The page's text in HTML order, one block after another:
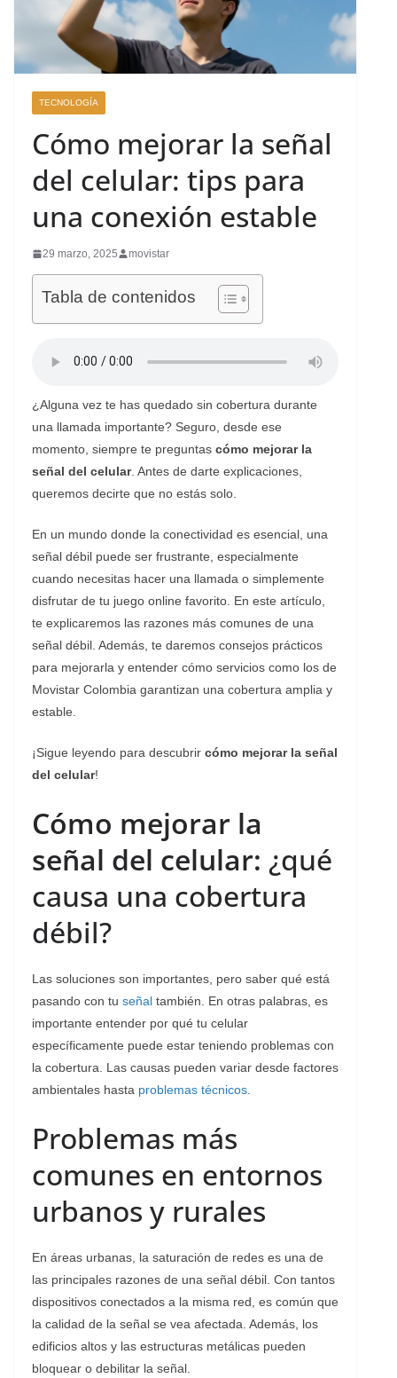
TECNOLOGÍA
Cómo mejorar la señal
del celular: tips para
una conexión estable
29 marzo, 2025 movistar
Tabla de contenidos
¿Alguna vez te has quedado sin cobertura durante
una llamada importante? Seguro, desde ese
momento, siempre te preguntas cómo mejorar la
señal del celular. Antes de darte explicaciones,
queremos decirte que no estás solo.
En un mundo donde la conectividad es esencial, una
señal débil puede ser frustrante, especialmente
cuando necesitas hacer una llamada o simplemente
disfrutar de tu juego online favorito. En este artículo,
te explicaremos las razones más comunes de una
señal débil. Además, te daremos consejos prácticos
para mejorarla y entender cómo servicios como los de
Movistar Colombia garantizan una cobertura amplia y
estable.
¡Sigue leyendo para descubrir cómo mejorar la señal
del celular!
Cómo mejorar la
señal del celular: ¿qué
causa una cobertura
débil?
Las soluciones son importantes, pero saber qué está
pasando con tu señal también. En otras palabras, es
importante entender por qué tu celular
específicamente puede estar teniendo problemas con
la cobertura. Las causas pueden variar desde factores
ambientales hasta problemas técnicos
Problemas más
comunes en entornos
urbanos y rurales
En áreas urbanas, la saturación de redes es una de
las principales razones de una señal débil. Con tantos
dispositivos conectados a la misma red, es común que
la calidad de la señal se vea afectada. Además, los
edificios altos y las estructuras metálicas pueden
bloquear o debilitar la señal.